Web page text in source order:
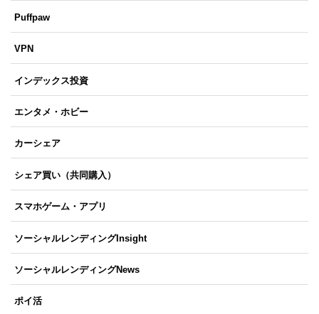
Puffpaw
VPN
インデックス投資
エンタメ・ホビー
カーシェア
シェア買い（共同購入）
スマホゲーム・アプリ
ソーシャルレンディングInsight
ソーシャルレンディングNews
ポイ活